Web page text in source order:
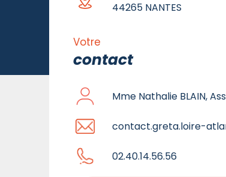
44265 NANTES
Votre
contact
Mme Nathalie BLAIN,
contact.greta.loire-
02.40.14.56.56